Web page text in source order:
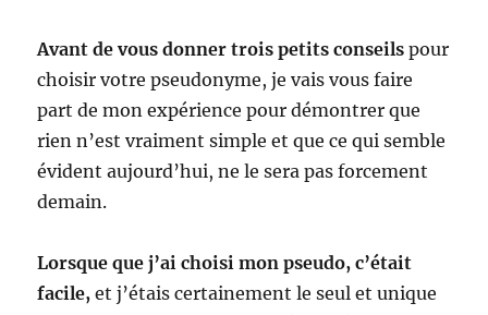
Avant de vous donner trois petits conseils pour
choisir votre pseudonyme, je vais vous faire
part de mon expérience pour démontrer que
rien n’est vraiment simple et que ce qui semble
évident aujourd’hui, ne le sera pas forcement
demain.
Lorsque que j’ai choisi mon pseudo, c’était
facile, et j’étais certainement le seul et unique